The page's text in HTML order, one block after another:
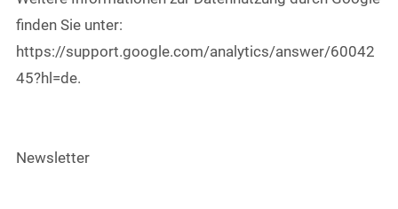
finden Sie unter:
https://support.google.com/analytics/answer/60042
45?hl=de.
Newsletter